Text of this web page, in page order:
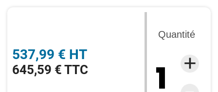
537,99 € HT
645,59 € TTC
Quantité